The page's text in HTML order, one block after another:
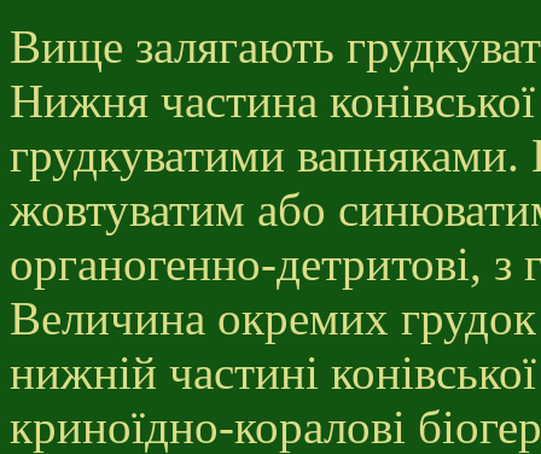
Вище залягають
Нижня частина
грудкуватими вапняками.
жовтуватим або
органогенно-детритові,
Величина окремих
нижній частині
криноїдно-коралові